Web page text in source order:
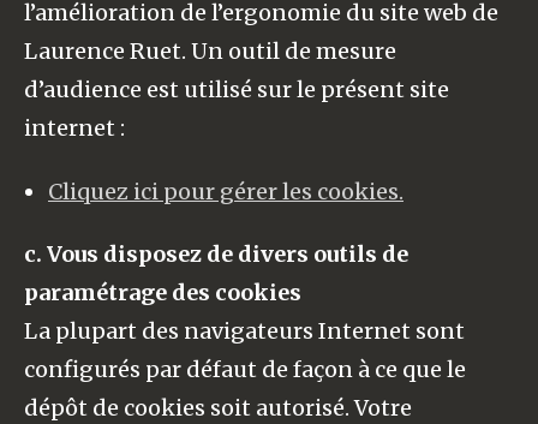
l’amélioration de l’ergonomie du site web de
Laurence Ruet. Un outil de mesure
d’audience est utilisé sur le présent site
internet :
Cliquez ici pour gérer les cookies.
c. Vous disposez de divers outils de
paramétrage des cookies
La plupart des navigateurs Internet sont
configurés par défaut de façon à ce que le
dépôt de cookies soit autorisé. Votre